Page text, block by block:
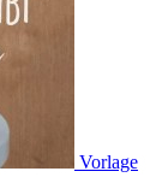
Vorlage